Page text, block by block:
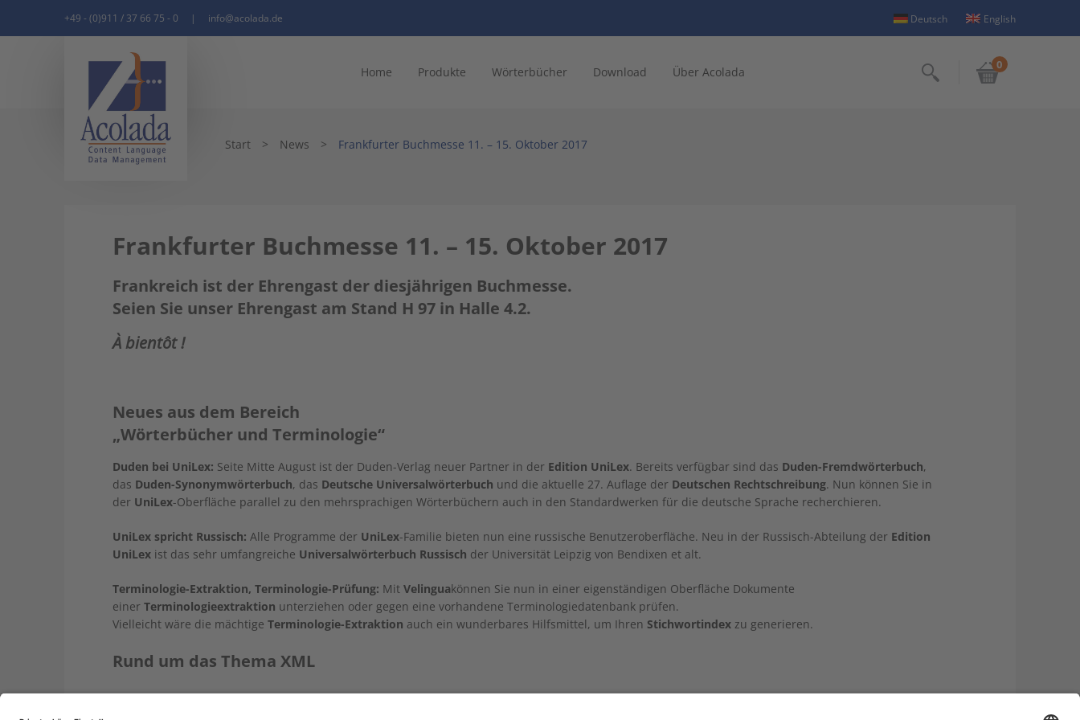
+49 - (0)911 / 37 66 75 - 0 | info@acolada.de Deutsch English
Home Produkte Wörterbücher Download Über Acolada Suchen
0
Start > News > Frankfurter Buchmesse 11. – 15. Oktober 2017
Frankfurter Buchmesse 11. – 15. Oktober 2017
Frankreich ist der Ehrengast der diesjährigen Buchmesse.
Seien Sie unser Ehrengast am Stand H 97 in Halle 4.2.
À bientôt !
Neues aus dem Bereich
„Wörterbücher und Terminologie“
Duden bei UniLex: Seite Mitte August ist der Duden-Verlag neuer Partner in der Edition UniLex. Bereits verfügbar sind das Duden-Fremdwörterbuch,
das Duden-Synonymwörterbuch, das Deutsche Universalwörterbuch und die aktuelle 27. Auflage der Deutschen Rechtschreibung. Nun können Sie in
der UniLex-Oberfläche parallel zu den mehrsprachigen Wörterbüchern auch in den Standardwerken für die deutsche Sprache recherchieren.
UniLex spricht Russisch: Alle Programme der UniLex-Familie bieten nun eine russische Benutzeroberfläche. Neu in der Russisch-Abteilung der Edition
UniLex ist das sehr umfangreiche Universalwörterbuch Russisch der Universität Leipzig von Bendixen et alt.
Terminologie-Extraktion, Terminologie-Prüfung: Mit Velinguakönnen Sie nun in einer eigenständigen Oberfläche Dokumente
einer Terminologieextraktion unterziehen oder gegen eine vorhandene Terminologiedatenbank prüfen.
Vielleicht wäre die mächtige Terminologie-Extraktion auch ein wunderbares Hilfsmittel, um Ihren Stichwortindex zu generieren.
Rund um das Thema XML